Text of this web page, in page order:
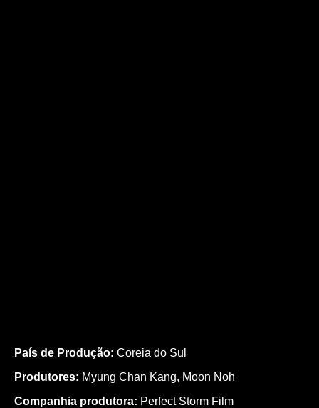
País de Produção: Coreia do Sul
Produtores: Myung Chan Kang, Moon Noh
Companhia produtora: Perfect Storm Film